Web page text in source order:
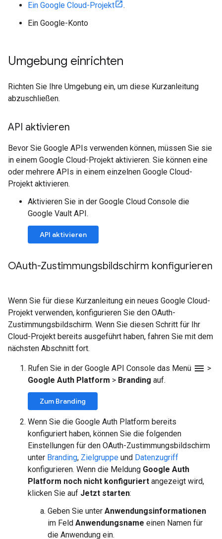
Ein Google Cloud-Projekt
.
Ein Google-Konto
Umgebung einrichten
Richten Sie Ihre Umgebung ein, um diese Kurzanleitung
abzuschließen.
API aktivieren
Bevor Sie Google APIs verwenden können, müssen Sie sie
in einem Google Cloud-Projekt aktivieren. Sie können eine
oder mehrere APIs in einem einzelnen Google Cloud-
Projekt aktivieren.
Aktivieren Sie in der Google Cloud Console die
Google Vault API.
API aktivieren
OAuth-Zustimmungsbildschirm konfigurieren
Wenn Sie für diese Kurzanleitung ein neues Google Cloud-
Projekt verwenden, konfigurieren Sie den OAuth-
Zustimmungsbildschirm. Wenn Sie diesen Schritt für Ihr
Cloud-Projekt bereits ausgeführt haben, fahren Sie mit dem
nächsten Abschnitt fort.
Rufen Sie in der Google API Console das Menü menu >
Google Auth Platform > Branding auf.
Zum Branding
Wenn Sie die Google Auth Platform bereits
konfiguriert haben, können Sie die folgenden
Einstellungen für den OAuth-Zustimmungsbildschirm
unter Branding, Zielgruppe und Datenzugriff
konfigurieren. Wenn die Meldung Google Auth
Platform noch nicht konfiguriert angezeigt wird,
klicken Sie auf Jetzt starten:
Geben Sie unter Anwendungsinformationen
im Feld Anwendungsname einen Namen für
die Anwendung ein.